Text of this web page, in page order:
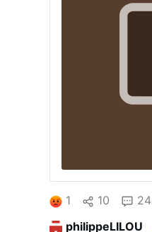
1 10 24
philippeLILOU